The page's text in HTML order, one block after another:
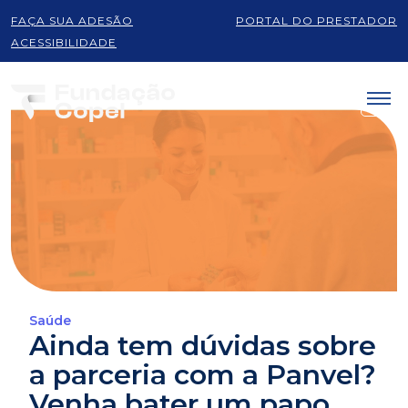
FAÇA SUA ADESÃO
PORTAL DO PRESTADOR
ACESSIBILIDADE
Saúde
Ainda tem dúvidas sobre
a parceria com a Panvel?